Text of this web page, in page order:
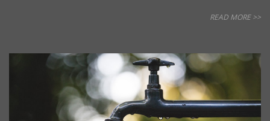
READ MORE >>